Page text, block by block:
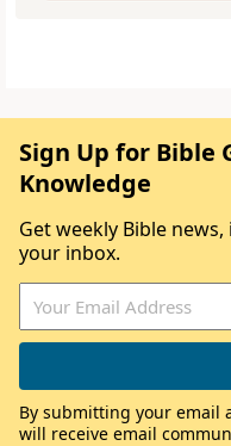
Sign Up for Bible
Knowledge
Get weekly Bible
your inbox.
By submitting your email
will receive email